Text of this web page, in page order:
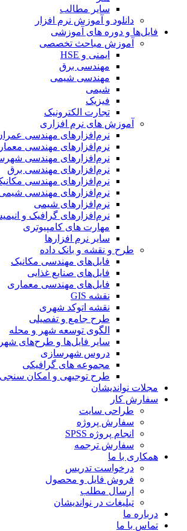
سایر مطالب
دانلود و آموزش نرم افزار
فایل‌ها و دوره های آموزشی
آموزش مباحث تخصصی
ایمنی و HSE
مهندسی برق
مهندسی شیمی
شیمی
فیزیک
تجارت الکترونیک
آموزش های نرم افزاری
نرم‌افزارهای مهندسی عمران
نرم‌افزارهای مهندسی معماری
نرم‌افزارهای مهندسی شهرسازی
نرم‌افزارهای مهندسی برق
نرم‌افزارهای مهندسی مکانیک
نرم‌افزارهای مهندسی شیمی
نرم‌افزارهای شیمی
نرم‌افزارهای گرافیک و انیمیشن
مهارت های کامپیوتری
سایر نرم افزارها
طرح و نقشه و بانک داده
فایل‌های مهندسی مکانیک
فایل‌های صنایع غذایی
فایل‌های مهندسی معماری
نقشه GIS
نقشه اتوکد شهری
طرح جامع و تفصیلی
الگوی توسعه شهر و محله
سایر فایل‌ها و طرح‌های شهری
دروس شهرسازی
مجموعه های گرافیکی
طرح توجیهی و امکان سنجی
مجلات نواندیشان
سفارش کار
طراحی سایت
سفارش پروژه
انجام پروژه SPSS
سفارش ترجمه
همکاری با ما
درخواست تدریس
فروش فایل و محصول
ارسال مطلب
تبلیغات در نواندیشان
درباره ما
تماس با ما